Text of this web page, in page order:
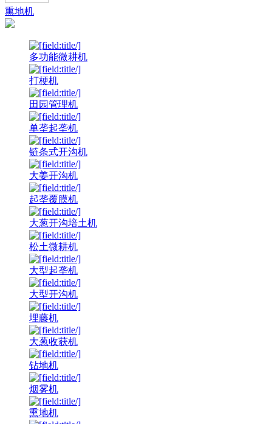
熏地机
多功能微耕机
打梗机
田园管理机
单垄起垄机
链条式开沟机
大姜开沟机
起垄覆膜机
大葱开沟培土机
松土微耕机
大型起垄机
大型开沟机
埋藤机
大葱收获机
钻地机
烟雾机
熏地机